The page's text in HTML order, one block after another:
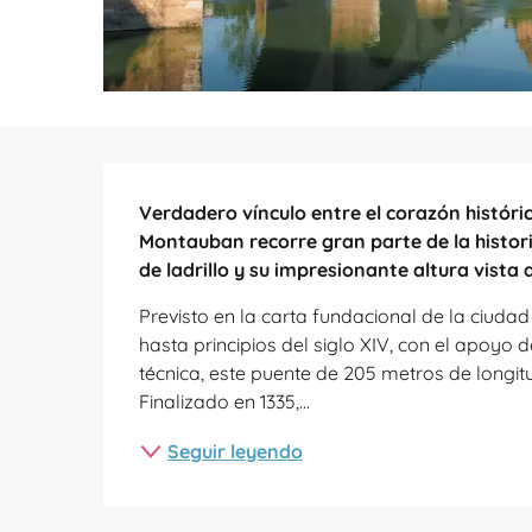
Verdadero vínculo entre el corazón
Montauban recorre gran parte de la
de ladrillo y su impresionante altura vista
Previsto en la carta fundacional de la
hasta principios del siglo XIV, con el apoyo
técnica, este puente de 205 metros de
Finalizado en 1335,...
Seguir leyendo